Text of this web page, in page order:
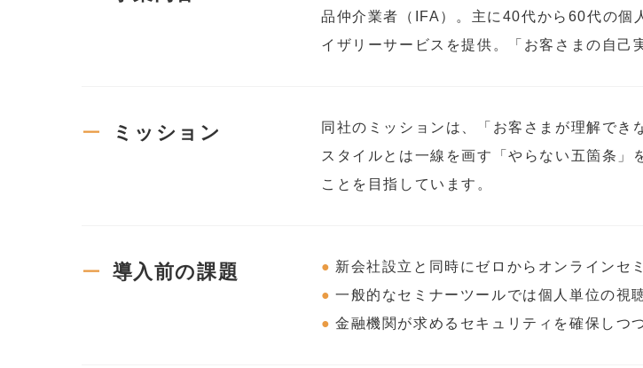
品仲介業者（IFA）。主に40代から60代の個
イザリーサービスを提供。「お客さまの自己
ミッション
同社のミッションは、「お客さまが理解で
スタイルとは一線を画す「やらない五箇条」
ことを目指しています。
導入前の課題
新会社設立と同時にゼロからオンラインセ
一般的なセミナーツールでは個人単位の視
金融機関が求めるセキュリティを確保し